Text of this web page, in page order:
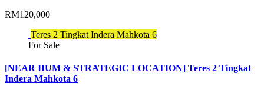
RM120,000
Teres 2 Tingkat Indera Mahkota 6
For Sale
[NEAR IIUM & STRATEGIC LOCATION] Teres 2 Tingkat
Indera Mahkota 6